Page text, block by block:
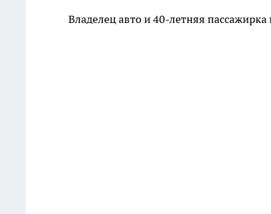
Владелец авто и 40-летняя